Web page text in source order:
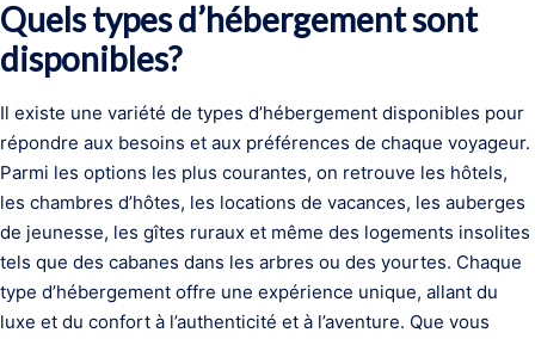
Quels types d’hébergement sont
disponibles?
Il existe une variété de types d’hébergement disponibles pour
répondre aux besoins et aux préférences de chaque voyageur.
Parmi les options les plus courantes, on retrouve les hôtels,
les chambres d’hôtes, les locations de vacances, les auberges
de jeunesse, les gîtes ruraux et même des logements insolites
tels que des cabanes dans les arbres ou des yourtes. Chaque
type d’hébergement offre une expérience unique, allant du
luxe et du confort à l’authenticité et à l’aventure. Que vous